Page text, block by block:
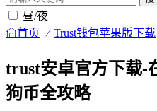
昼/夜
首页 Trust钱包苹果版下载
trust安卓官方下载-
狗币全攻略